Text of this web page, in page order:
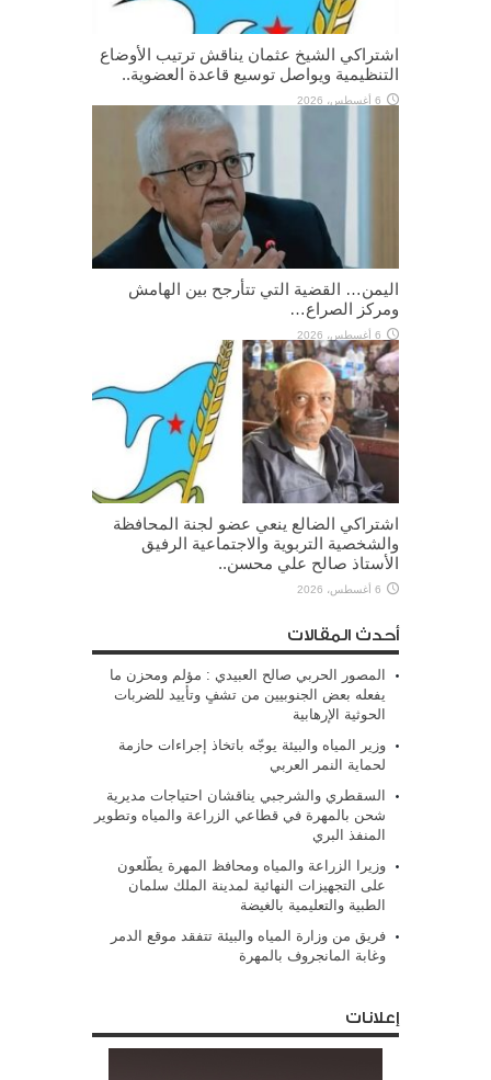
اشتراكي الشيخ عثمان يناقش ترتيب الأوضاع
التنظيمية ويواصل توسيع قاعدة العضوية..
6 أغسطس، 2026
اليمن… القضية التي تتأرجح بين الهامش
ومركز الصراع…
6 أغسطس، 2026
اشتراكي الضالع ينعي عضو لجنة المحافظة
والشخصية التربوية والاجتماعية الرفيق
الأستاذ صالح علي محسن..
6 أغسطس، 2026
أحدث المقالات
المصور الحربي صالح العبيدي : مؤلم ومحزن ما
يفعله بعض الجنوبيين من تشفٍ وتأييد للضربات
الحوثية الإرهابية
وزير المياه والبيئة يوجّه باتخاذ إجراءات حازمة
لحماية النمر العربي
السقطري والشرجبي يناقشان احتياجات مديرية
شحن بالمهرة في قطاعي الزراعة والمياه وتطوير
المنفذ البري
وزيرا الزراعة والمياه ومحافظ المهرة يطّلعون
على التجهيزات النهائية لمدينة الملك سلمان
الطبية والتعليمية بالغيضة
فريق من وزارة المياه والبيئة تتفقد موقع الدمر
وغابة المانجروف بالمهرة
إعلانات